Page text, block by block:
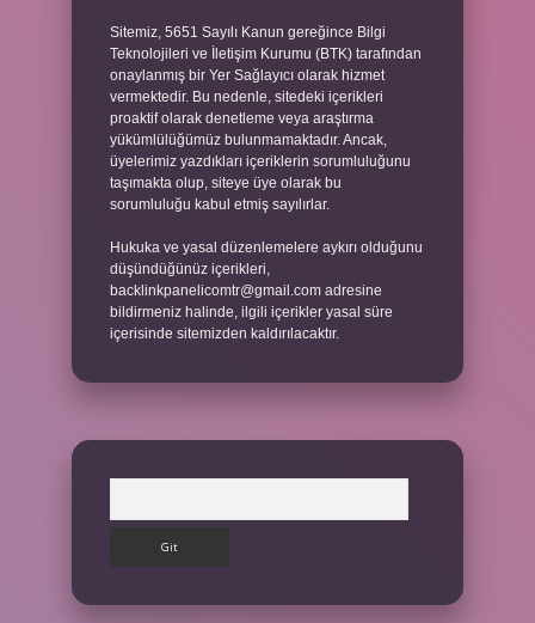
Sitemiz, 5651 Sayılı Kanun gereğince Bilgi
Teknolojileri ve İletişim Kurumu (BTK) tarafından
onaylanmış bir Yer Sağlayıcı olarak hizmet
vermektedir. Bu nedenle, sitedeki içerikleri
proaktif olarak denetleme veya araştırma
yükümlülüğümüz bulunmamaktadır. Ancak,
üyelerimiz yazdıkları içeriklerin sorumluluğunu
taşımakta olup, siteye üye olarak bu
sorumluluğu kabul etmiş sayılırlar.
Hukuka ve yasal düzenlemelere aykırı olduğunu
düşündüğünüz içerikleri,
backlinkpanelicomtr@gmail.com adresine
bildirmeniz halinde, ilgili içerikler yasal süre
içerisinde sitemizden kaldırılacaktır.